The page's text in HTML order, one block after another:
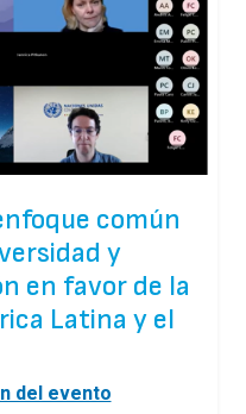
común
y
en favor de la
Latina y el
del evento